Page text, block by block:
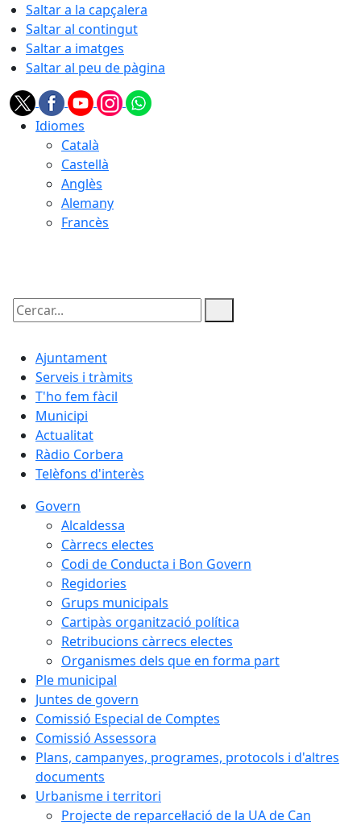
Saltar a la capçalera
Saltar al contingut
Saltar a imatges
Saltar al peu de pàgina
Idiomes
Català
Castellà
Anglès
Alemany
Francès
Cercar:
Ajuntament
Serveis i tràmits
T'ho fem fàcil
Municipi
Actualitat
Ràdio Corbera
Telèfons d'interès
Govern
Alcaldessa
Càrrecs electes
Codi de Conducta i Bon Govern
Regidories
Grups municipals
Cartipàs organització política
Retribucions càrrecs electes
Organismes dels que en forma part
Ple municipal
Juntes de govern
Comissió Especial de Comptes
Comissió Assessora
Plans, campanyes, programes, protocols i d'altres
documents
Urbanisme i territori
Projecte de reparcel·lació de la UA de Can